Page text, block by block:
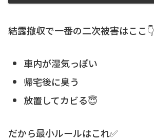
結露撤収で一番の二次被害はここ👇
車内が湿気っぽい
帰宅後に臭う
放置してカビる😇
だから最小ルールはこれ✅